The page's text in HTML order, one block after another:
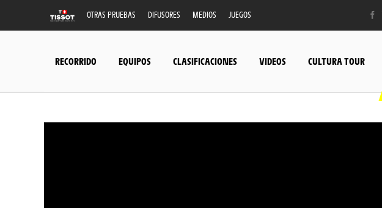
OTRAS PRUEBAS DIFUSORES MEDIOS JUEGOS
RECORRIDO EQUIPOS CLASIFICACIONES VIDEOS CULTURA TOUR